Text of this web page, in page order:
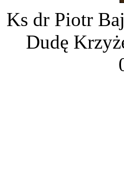
Ks dr Piotr
Dudę